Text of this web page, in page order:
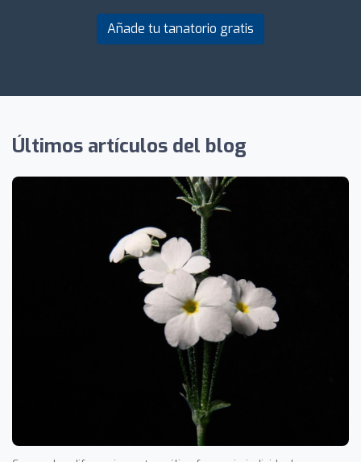
Añade tu tanatorio gratis
Últimos artículos del blog